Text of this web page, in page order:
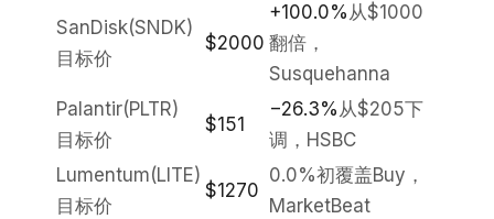
SanDisk(SNDK)
目标价
$2000
+100.0%从$1000
翻倍，
Susquehanna
Palantir(PLTR)
目标价
$151
−26.3%从$205下
调，HSBC
Lumentum(LITE)
目标价
$1270
0.0%初覆盖Buy，
MarketBeat